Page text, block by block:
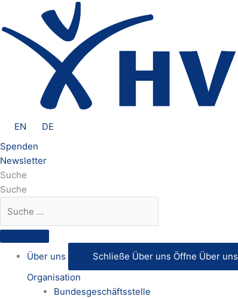
springen
EN
DE
Spenden
Newsletter
Suche
Suche
Über uns Schließe Über uns Öffne Über uns
Organisation
Bundesgeschäftsstelle